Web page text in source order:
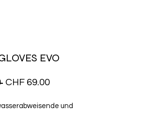
EVO
Regular
CHF 69.00Sale
und